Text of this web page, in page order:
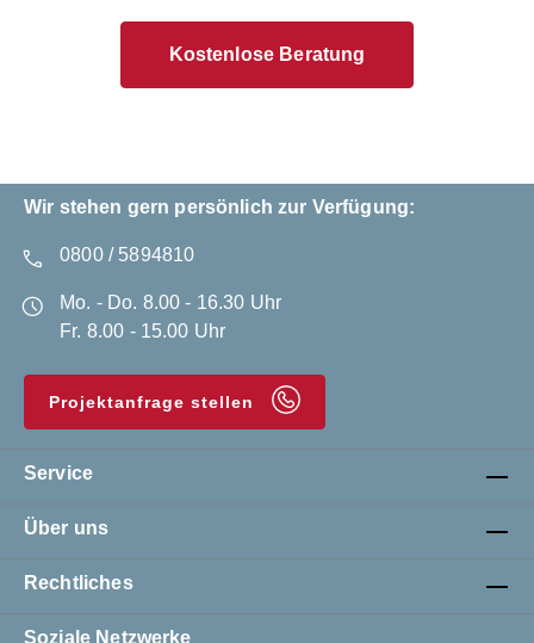
Kostenlose Beratung
Wir stehen gern persönlich zur Verfügung:
0800 / 5894810
Mo. - Do. 8.00 - 16.30 Uhr
Fr. 8.00 - 15.00 Uhr
Projektanfrage stellen
Service
Über uns
Rechtliches
Soziale Netzwerke